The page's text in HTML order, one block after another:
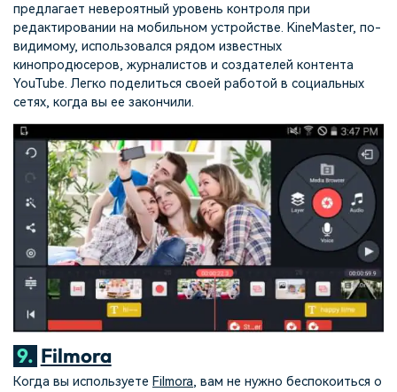
предлагает невероятный уровень контроля при
редактировании на мобильном устройстве. KineMaster, по-
видимому, использовался рядом известных
кинопродюсеров, журналистов и создателей контента
YouTube. Легко поделиться своей работой в социальных
сетях, когда вы ее закончили.
9. Filmora
Когда вы используете Filmora, вам не нужно беспокоиться о